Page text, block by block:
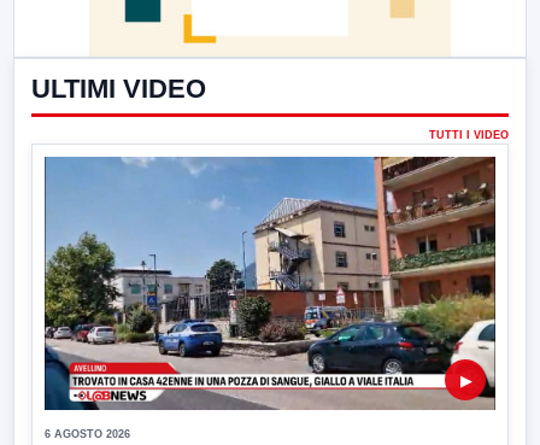
ULTIMI VIDEO
TUTTI I VIDEO
▶
6 AGOSTO 2026